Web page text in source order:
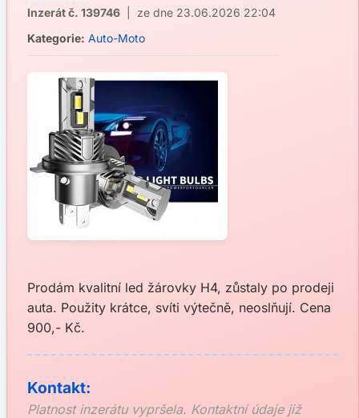
Inzerát č. 139746 | ze dne 23.06.2026 22:04
Kategorie: Auto-Moto
Prodám kvalitní led žárovky H4, zůstaly po prodeji
auta. Použity krátce, svíti výtečně, neoslňují. Cena
900,- Kč.
Kontakt:
Platnost inzerátu vypršela. Kontaktní údaje již